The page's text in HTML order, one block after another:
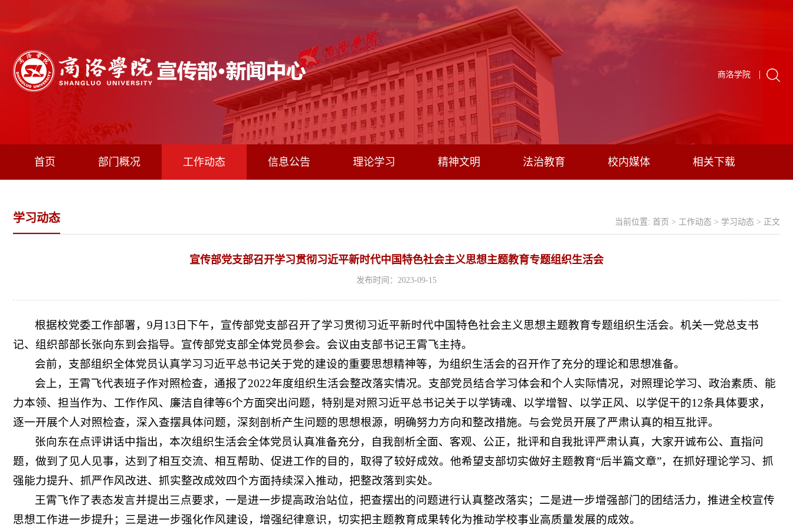
商洛学院 |
首页 部门概况 工作动态 信息公告 理论学习 精神文明 法治教育 校内媒体 相关下载
学习动态 当前位置: 首页 > 工作动态 > 学习动态 > 正文
宣传部党支部召开学习贯彻习近平新时代中国特色社会主义思想主题教育专题组织生活会
发布时间：2023-09-15
根据校党委工作部署，9月13日下午，宣传部党支部召开了学习贯彻习近平新时代中国特色社会主义思想主题教育专题组织生活会。机关一党总支书
记、组织部部长张向东到会指导。宣传部党支部全体党员参会。会议由支部书记王霄飞主持。
会前，支部组织全体党员认真学习习近平总书记关于党的建设的重要思想精神等，为组织生活会的召开作了充分的理论和思想准备。
会上，王霄飞代表班子作对照检查，通报了2022年度组织生活会整改落实情况。支部党员结合学习体会和个人实际情况，对照理论学习、政治素质、能
力本领、担当作为、工作作风、廉洁自律等6个方面突出问题，特别是对照习近平总书记关于以学铸魂、以学增智、以学正风、以学促干的12条具体要求，
逐一开展个人对照检查，深入查摆具体问题，深刻剖析产生问题的思想根源，明确努力方向和整改措施。与会党员开展了严肃认真的相互批评。
张向东在点评讲话中指出，本次组织生活会全体党员认真准备充分，自我剖析全面、客观、公正，批评和自我批评严肃认真，大家开诚布公、直指问
题，做到了见人见事，达到了相互交流、相互帮助、促进工作的目的，取得了较好成效。他希望支部切实做好主题教育“后半篇文章”，在抓好理论学习、抓
强能力提升、抓严作风改进、抓实整改成效四个方面持续深入推动，把整改落到实处。
王霄飞作了表态发言并提出三点要求，一是进一步提高政治站位，把查摆出的问题进行认真整改落实；二是进一步增强部门的团结活力，推进全校宣传
思想工作进一步提升；三是进一步强化作风建设，增强纪律意识，切实把主题教育成果转化为推动学校事业高质量发展的成效。